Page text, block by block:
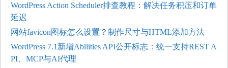
WordPress Action Scheduler排查教程：解决任务积压和订单
延迟
网站favicon图标怎么设置？制作尺寸与HTML添加方法
WordPress 7.1新增Abilities API公开标志：统一支持REST A
PI、MCP与AI代理